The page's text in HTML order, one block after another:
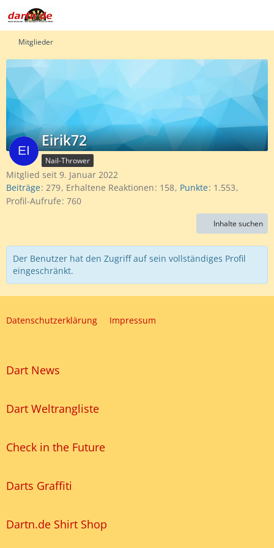
Mitglieder
Eirik72
Nail-Thrower
Mitglied seit 9. Januar 2022
Beiträge 279 Erhaltene Reaktionen 158 Punkte 1.553
Profil-Aufrufe 760
Inhalte suchen
Der Benutzer hat den Zugriff auf sein vollständiges Profil
eingeschränkt.
Datenschutzerklärung Impressum
Dart News
Dart Weltrangliste
Check in the Future
Darts Graffiti
Dartn.de Shirt Shop